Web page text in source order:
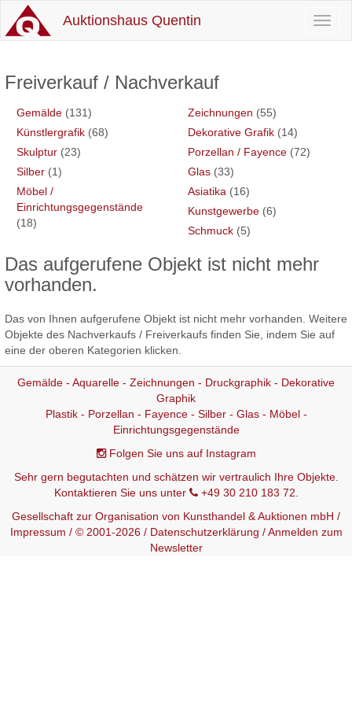
Auktionshaus Quentin
Freiverkauf / Nachverkauf
Gemälde (131) Zeichnungen (55)
Künstlergrafik (68) Dekorative Grafik (14)
Skulptur (23) Porzellan / Fayence (72)
Silber (1) Glas (33)
Möbel /
Einrichtungsgegenstände
(18)
Asiatika (16)
Kunstgewerbe (6)
Schmuck (5)
Das aufgerufene Objekt ist nicht mehr
vorhanden.
Das von Ihnen aufgerufene Objekt ist nicht mehr vorhanden. Weitere
Objekte des Nachverkaufs / Freiverkaufs finden Sie, indem Sie auf
eine der oberen Kategorien klicken.
Gemälde - Aquarelle - Zeichnungen - Druckgraphik - Dekorative
Graphik
Plastik - Porzellan - Fayence - Silber - Glas - Möbel -
Einrichtungsgegenstände
Folgen Sie uns auf Instagram
Sehr gern begutachten und schätzen wir vertraulich Ihre Objekte.
Kontaktieren Sie uns unter
+49 30 210 183 72.
Gesellschaft zur Organisation von Kunsthandel & Auktionen mbH /
Impressum / © 2001-2026 / Datenschutzerklärung /Anmelden zum
Newsletter